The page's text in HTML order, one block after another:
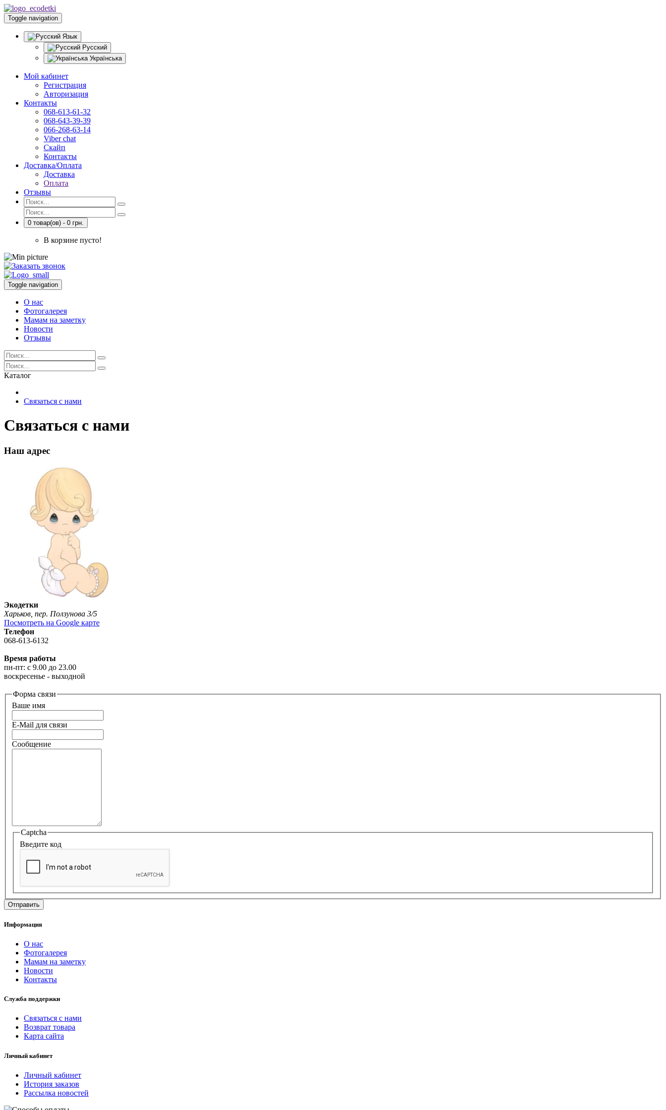
Toggle navigation
Язык
Русский
Українська
Мой кабинет
Регистрация
Авторизация
Контакты
068-613-61-32
068-643-39-39
066-268-63-14
Viber chat
Скайп
Контакты
Доставка/Оплата
Доставка
Оплата
Отзывы
0 товар(ов) - 0 грн.
В корзине пусто!
Toggle navigation
О нас
Фотогалерея
Мамам на заметку
Новости
Отзывы
Каталог
Связаться с нами
Связаться с нами
Наш адрес
Экодетки
Харьков, пер. Ползунова 3/5
Посмотреть на Google карте
Телефон
068-613-6132
Время работы
пн-пт: с 9.00 до 23.00
воскресенье - выходной
Форма связи
Ваше имя
E-Mail для связи
Сообщение
Captcha
Введите код
Информация
О нас
Фотогалерея
Мамам на заметку
Новости
Контакты
Служба поддержки
Связаться с нами
Возврат товара
Карта сайта
Личный кабинет
Личный кабинет
История заказов
Рассылка новостей